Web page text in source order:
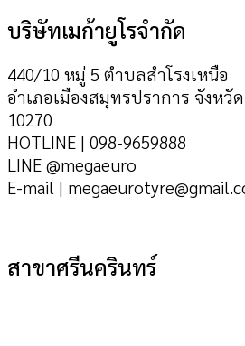
บริษัทเมก้ายูโรจำกัด
440/10 หมู่ 5 ตำบลสำโรงเหนือ
อำเภอเมืองสมุทรปราการ จังหวั
10270
HOTLINE | 098-9659888
LINE @megaeuro
E-mail |
สาขาศรีนครินทร์